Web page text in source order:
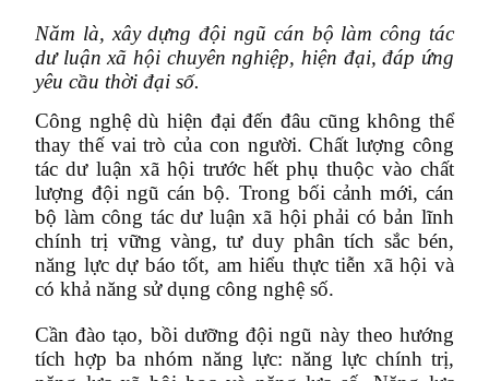
Năm là, xây dựng đội ngũ cán bộ làm công tác
dư luận xã hội chuyên nghiệp, hiện đại, đáp ứng
yêu cầu thời đại số.
Công nghệ dù hiện đại đến đâu cũng không thể
thay thế vai trò của con người. Chất lượng công
tác dư luận xã hội trước hết phụ thuộc vào chất
lượng đội ngũ cán bộ. Trong bối cảnh mới, cán
bộ làm công tác dư luận xã hội phải có bản lĩnh
chính trị vững vàng, tư duy phân tích sắc bén,
năng lực dự báo tốt, am hiểu thực tiễn xã hội và
có khả năng sử dụng công nghệ số.
Cần đào tạo, bồi dưỡng đội ngũ này theo hướng
tích hợp ba nhóm năng lực: năng lực chính trị,